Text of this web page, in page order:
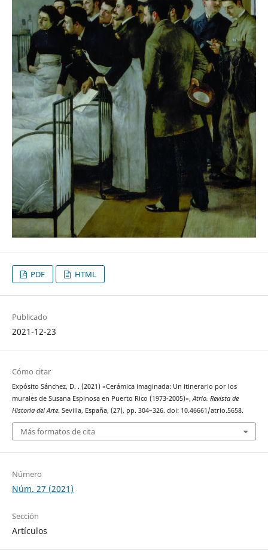
PDF HTML
Publicado
2021-12-23
Cómo citar
Expósito Sánchez, D. . (2021) «Cerámica imaginada: Un itinerario por los
murales de Susana Espinosa en Puerto Rico (1973-2005)»,Atrio. Revista de
Historia del Arte. Sevilla, España, (27), pp. 304–326. doi: 10.46661/atrio.5658.
Más formatos de cita
Número
Núm. 27 (2021)
Sección
Artículos